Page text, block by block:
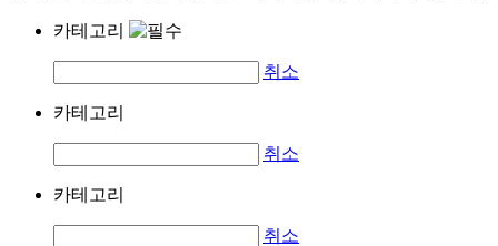
카테고리
취소
카테고리
취소
카테고리
취소